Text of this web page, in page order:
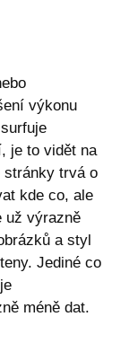
výkonu
je to vidět na
stránky trvá o
kde co, ale
už výrazně
a styl
Jediné co
méně dat.